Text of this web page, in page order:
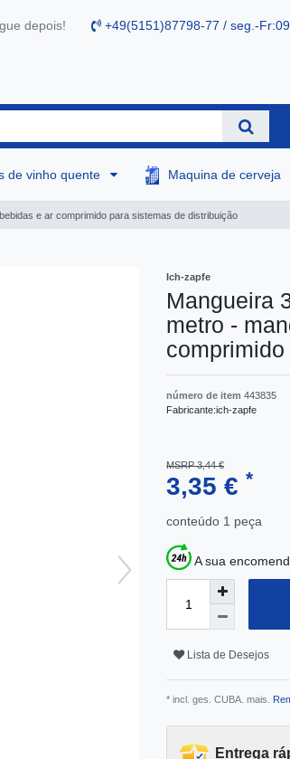
depois! +49(5151)87798-77 / seg.-
de vinho quente Maquina de cerveja
e ar comprimido para sistemas de distribuição
Ich-zapfe
Mangueira
metro -
número de item 443835
Fabricante:ich-zapfe
MSRP 3,44 €
3,35 € *
conteúdo 1 peça
A sua
Lista de Desejos
* incl. ges. CUBA. mais.
Entrega